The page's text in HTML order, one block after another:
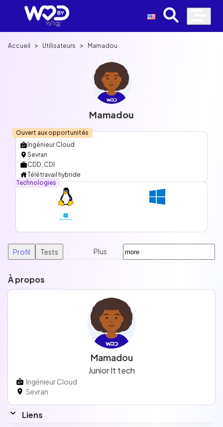
Accueil > Utilisateurs > Mamadou
Mamadou
Ouvert aux opportunités
Ingénieur Cloud
Sevran
CDD, CDI
Télétravail hybride
Technologies
Profil Tests Plus
À propos
Mamadou
Junior It tech
Ingénieur Cloud
Sevran
Liens